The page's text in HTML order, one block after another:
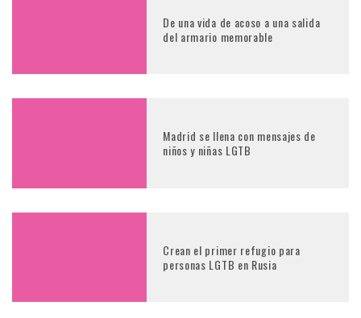
De una vida de acoso a una salida
del armario memorable
Madrid se llena con mensajes de
niños y niñas LGTB
Crean el primer refugio para
personas LGTB en Rusia